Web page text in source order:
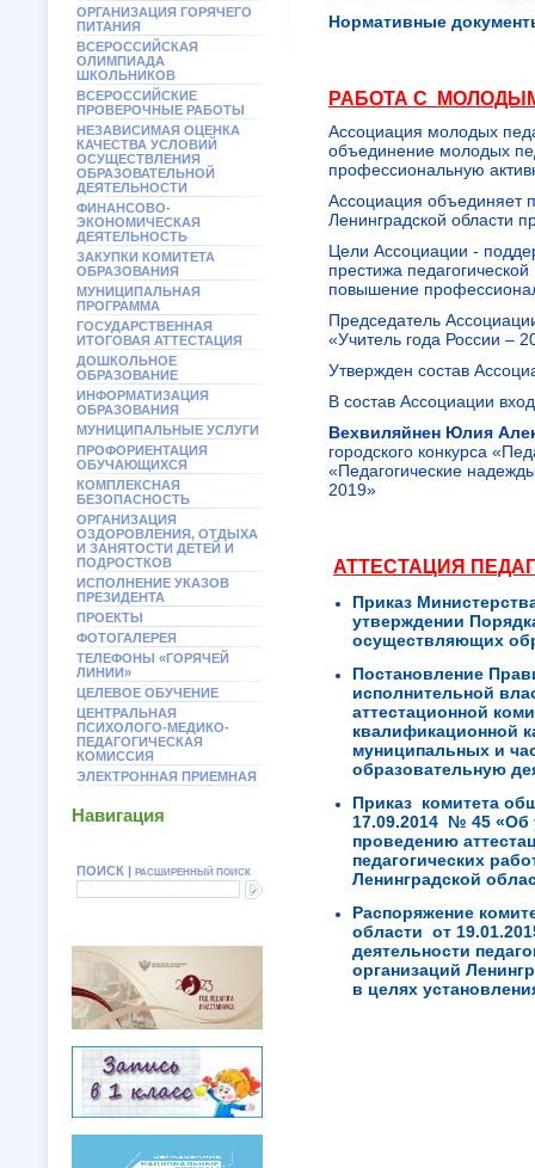
ОРГАНИЗАЦИЯ ГОРЯЧЕГО
ПИТАНИЯ
ВСЕРОССИЙСКАЯ
ОЛИМПИАДА
ШКОЛЬНИКОВ
ВСЕРОССИЙСКИЕ
ПРОВЕРОЧНЫЕ РАБОТЫ
НЕЗАВИСИМАЯ ОЦЕНКА
КАЧЕСТВА УСЛОВИЙ
ОСУЩЕСТВЛЕНИЯ
ОБРАЗОВАТЕЛЬНОЙ
ДЕЯТЕЛЬНОСТИ
ФИНАНСОВО-
ЭКОНОМИЧЕСКАЯ
ДЕЯТЕЛЬНОСТЬ
ЗАКУПКИ КОМИТЕТА
ОБРАЗОВАНИЯ
МУНИЦИПАЛЬНАЯ
ПРОГРАММА
ГОСУДАРСТВЕННАЯ
ИТОГОВАЯ АТТЕСТАЦИЯ
ДОШКОЛЬНОЕ
ОБРАЗОВАНИЕ
ИНФОРМАТИЗАЦИЯ
ОБРАЗОВАНИЯ
МУНИЦИПАЛЬНЫЕ УСЛУГИ
ПРОФОРИЕНТАЦИЯ
ОБУЧАЮЩИХСЯ
КОМПЛЕКСНАЯ
БЕЗОПАСНОСТЬ
ОРГАНИЗАЦИЯ
ОЗДОРОВЛЕНИЯ, ОТДЫХА
И ЗАНЯТОСТИ ДЕТЕЙ И
ПОДРОСТКОВ
ИСПОЛНЕНИЕ УКАЗОВ
ПРЕЗИДЕНТА
ПРОЕКТЫ
ФОТОГАЛЕРЕЯ
ТЕЛЕФОНЫ «ГОРЯЧЕЙ
ЛИНИИ»
ЦЕЛЕВОЕ ОБУЧЕНИЕ
ЦЕНТРАЛЬНАЯ
ПСИХОЛОГО-МЕДИКО-
ПЕДАГОГИЧЕСКАЯ
КОМИССИЯ
ЭЛЕКТРОННАЯ ПРИЕМНАЯ
Навигация
ПОИСК | РАСШИРЕННЫЙ ПОИСК
Нормативные
РАБОТА С
Ассоциация молодых
объединение молодых
профессиональную
Ассоциация объединяет
Ленинградской области
Цели Ассоциации -
престижа
повышение
Председатель
«Учитель года России –
Утвержден состав
В состав Ассоциации
Вехвиляйнен Юлия
городского конкурса
«Педагогические
2019»
АТТЕСТАЦИЯ
Приказ
утверждении
осуществляющих
Постановление
исполнительной
аттестационной
квалификационной
муниципальных и
образовательную
Приказ комитета
17.09.2014 № 45 «Об
проведению
педагогических
Ленинградской
Распоряжение
области от
деятельности
организаций
в целях